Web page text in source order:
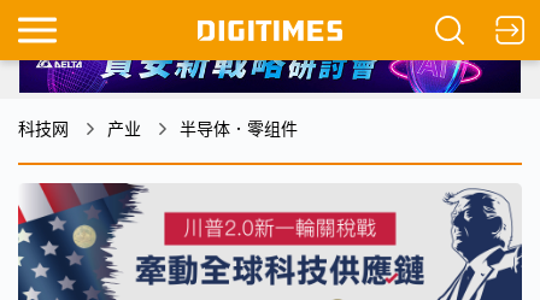
科技网 产业 半导体．零组件